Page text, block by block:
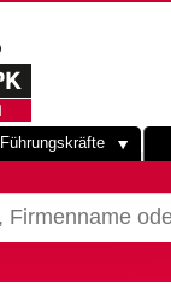
Führungskräfte